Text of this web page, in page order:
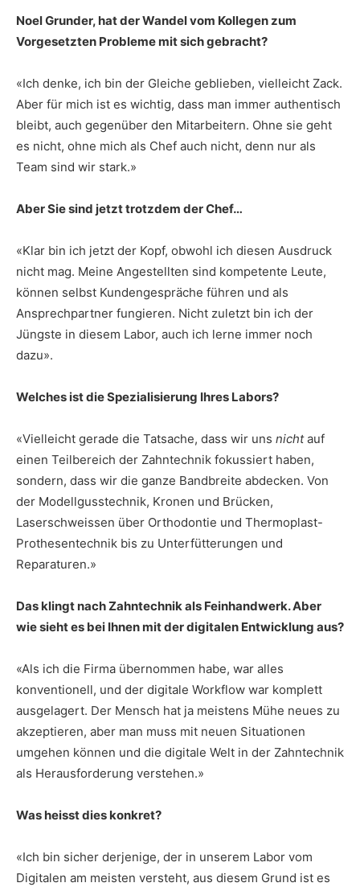
Noel Grunder, hat der Wandel vom Kollegen zum
Vorgesetzten Probleme mit sich gebracht?
«Ich denke, ich bin der Gleiche geblieben, vielleicht Zack.
Aber für mich ist es wichtig, dass man immer authentisch
bleibt, auch gegenüber den Mitarbeitern. Ohne sie geht
es nicht, ohne mich als Chef auch nicht, denn nur als
Team sind wir stark.»
Aber Sie sind jetzt trotzdem der Chef…
«Klar bin ich jetzt der Kopf, obwohl ich diesen Ausdruck
nicht mag. Meine Angestellten sind kompetente Leute,
können selbst Kundengespräche führen und als
Ansprechpartner fungieren. Nicht zuletzt bin ich der
Jüngste in diesem Labor, auch ich lerne immer noch
dazu».
Welches ist die Spezialisierung Ihres Labors?
«Vielleicht gerade die Tatsache, dass wir uns nichtauf
einen Teilbereich der Zahntechnik fokussiert haben,
sondern, dass wir die ganze Bandbreite abdecken. Von
der Modellgusstechnik, Kronen und Brücken,
Laserschweissen über Orthodontie und Thermoplast-
Prothesentechnik bis zu Unterfütterungen und
Reparaturen.»
Das klingt nach Zahntechnik als Feinhandwerk. Aber
wie sieht es bei Ihnen mit der digitalen Entwicklung aus?
«Als ich die Firma übernommen habe, war alles
konventionell, und der digitale Workflow war komplett
ausgelagert. Der Mensch hat ja meistens Mühe neues zu
akzeptieren, aber man muss mit neuen Situationen
umgehen können und die digitale Welt in der Zahntechnik
als Herausforderung verstehen.»
Was heisst dies konkret?
«Ich bin sicher derjenige, der in unserem Labor vom
Digitalen am meisten versteht, aus diesem Grund ist es